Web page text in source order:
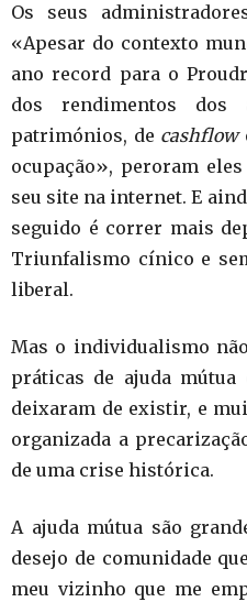
Os seus
«Apesar do contexto
ano record para o
dos rendimentos dos
patrimónios, de cashflow
ocupação», peroram
seu site na internet. E
seguido é correr mais
Triunfalismo cínico e
liberal.
Mas o individualismo
práticas de ajuda
deixaram de existir, e
organizada a
de uma crise histórica.
A ajuda mútua são
desejo de comunidade
meu vizinho que me